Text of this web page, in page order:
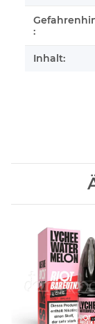
:
Inhalt: